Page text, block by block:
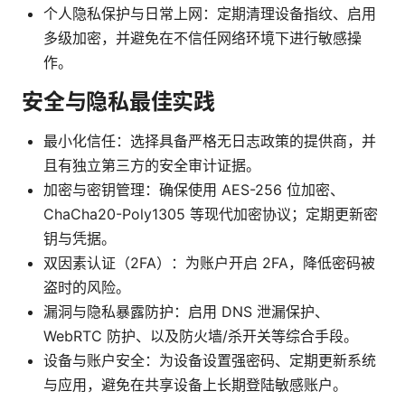
个人隐私保护与日常上网：定期清理设备指纹、启用
多级加密，并避免在不信任网络环境下进行敏感操
作。
安全与隐私最佳实践
最小化信任：选择具备严格无日志政策的提供商，并
且有独立第三方的安全审计证据。
加密与密钥管理：确保使用 AES-256 位加密、
ChaCha20-Poly1305 等现代加密协议；定期更新密
钥与凭据。
双因素认证（2FA）：为账户开启 2FA，降低密码被
盗时的风险。
漏洞与隐私暴露防护：启用 DNS 泄漏保护、
WebRTC 防护、以及防火墙/杀开关等综合手段。
设备与账户安全：为设备设置强密码、定期更新系统
与应用，避免在共享设备上长期登陆敏感账户。